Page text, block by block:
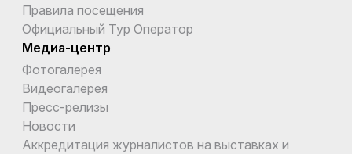
Правила посещения
Официальный Тур Оператор
Медиа-центр
Фотогалерея
Видеогалерея
Пресс-релизы
Новости
Аккредитация журналистов на выставках и